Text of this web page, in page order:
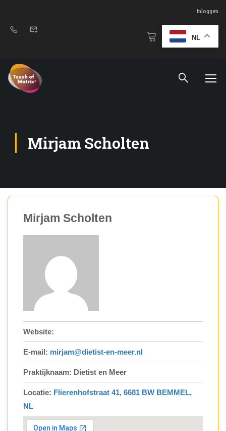
Inloggen
NL
Mirjam Scholten
Mirjam Scholten
Website:
E-mail: mirjam@dietist-en-meer.nl
Praktijknaam: Dietist en Meer
Locatie: Flierenhofstraat 41, 6681 BW BEMMEL,
NL